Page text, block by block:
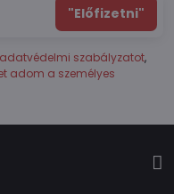
"Előfizetni"
adatvédelmi szabályzatot,
adom a személyes